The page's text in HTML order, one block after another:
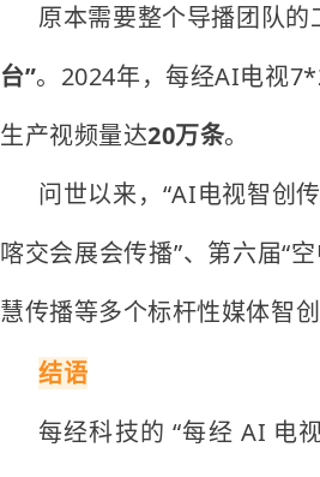
原本需要整个导播团队
台”。2024年，每经AI电视
生产视频量达20万条。
问世以来，“AI电视智创
喀交会展会传播”、第六届“
慧传播等多个标杆性媒体智
结语
每经科技的 “每经 AI 电